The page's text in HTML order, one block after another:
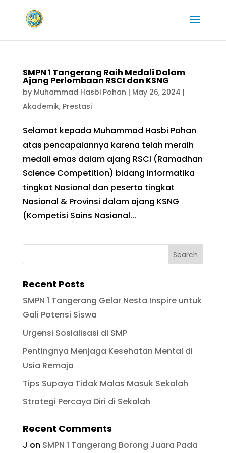
SMPN 1 Tangerang Raih Medali Dalam
Ajang Perlombaan RSCI dan KSNG
by Muhammad Hasbi Pohan | May 26, 2024 |
Akademik, Prestasi
Selamat kepada Muhammad Hasbi Pohan
atas pencapaiannya karena telah meraih
medali emas dalam ajang RSCI (Ramadhan
Science Competition) bidang Informatika
tingkat Nasional dan peserta tingkat
Nasional & Provinsi dalam ajang KSNG
(Kompetisi Sains Nasional...
Recent Posts
SMPN 1 Tangerang Gelar Nesta Inspire untuk
Gali Potensi Siswa
Urgensi Sosialisasi di SMP
Pentingnya Menjaga Kesehatan Mental di
Usia Remaja
Tips Supaya Tidak Malas Masuk Sekolah
Strategi Percaya Diri di Sekolah
Recent Comments
J on SMPN 1 Tangerang Borong Juara Pada